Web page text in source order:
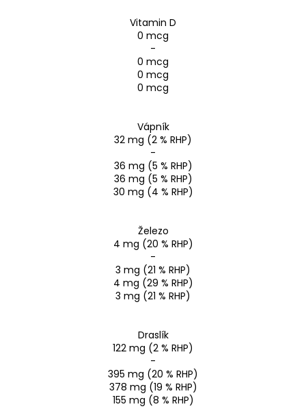
Vitamin D
0 mcg
-
0 mcg
0 mcg
0 mcg
Vápník
32 mg (2 % RHP)
-
36 mg (5 % RHP)
36 mg (5 % RHP)
30 mg (4 % RHP)
Železo
4 mg (20 % RHP)
-
3 mg (21 % RHP)
4 mg (29 % RHP)
3 mg (21 % RHP)
Draslík
122 mg (2 % RHP)
-
395 mg (20 % RHP)
378 mg (19 % RHP)
155 mg (8 % RHP)